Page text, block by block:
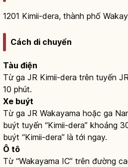
1201 Kimii-dera, thành phố
Cách di chuyển
Tàu điện
Từ ga JR Kimii-dera trên tuyến
10 phút.
Xe buýt
Từ ga JR Wakayama hoặc ga
buýt tuyến “Kimii-dera” khoảng
buýt “Kimii-dera” là tới ngay.
Ô tô
Từ “Wakayama IC” trên đường